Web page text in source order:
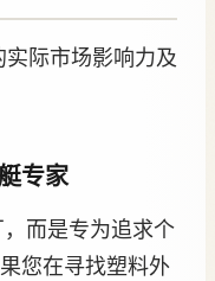
际市场影响力及
专家
而是专为追求个
您在寻找塑料外